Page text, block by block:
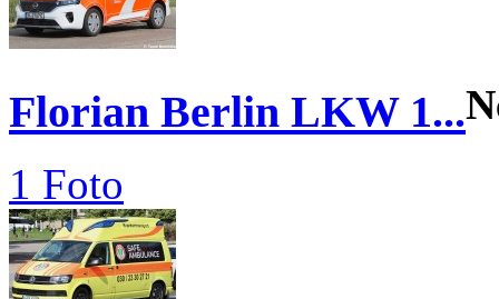
Florian Berlin LKW 1...
1 Foto